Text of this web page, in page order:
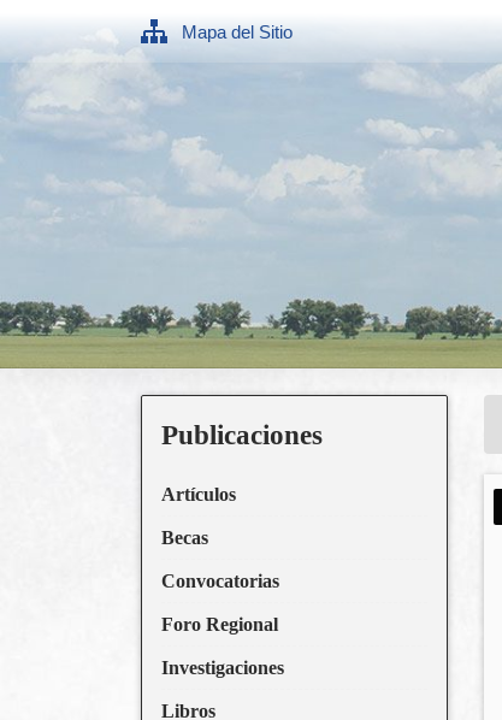
Mapa del Sitio
Publicaciones
Artículos
Becas
Convocatorias
Foro Regional
Investigaciones
Libros